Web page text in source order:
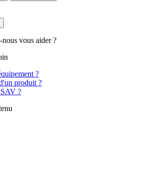
vous aider ?
?
produit ?
?